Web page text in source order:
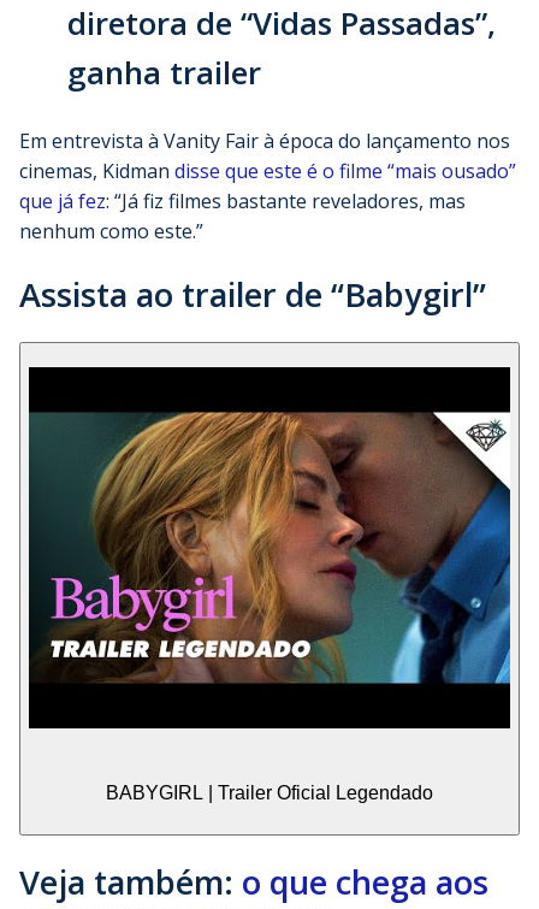
diretora de “Vidas Passadas”,
ganha trailer
Em entrevista à Vanity Fair à época do lançamento nos
cinemas, Kidman disse que este é o filme “mais ousado”
que já fez: “Já fiz filmes bastante reveladores, mas
nenhum como este.”
Assista ao trailer de “Babygirl”
BABYGIRL | Trailer Oficial Legendado
Veja também: o que chega aos